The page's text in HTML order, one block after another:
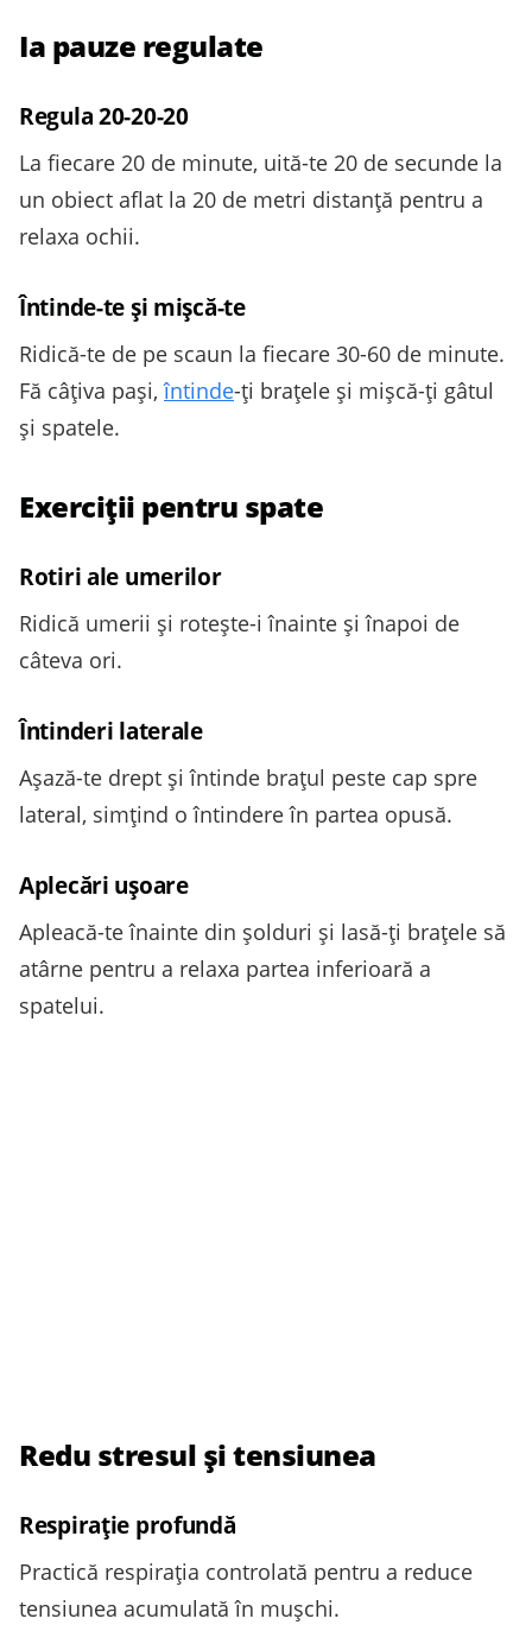
Ia pauze regulate
Regula 20-20-20
La fiecare 20 de minute, uită-te 20 de secunde la
un obiect aflat la 20 de metri distanță pentru a
relaxa ochii.
Întinde-te și mișcă-te
Ridică-te de pe scaun la fiecare 30-60 de minute.
Fă câțiva pași,întinde-ți brațele și mișcă-ți gâtul
și spatele.
Exerciții pentru spate
Rotiri ale umerilor
Ridică umerii și rotește-i înainte și înapoi de
câteva ori.
Întinderi laterale
Așază-te drept și întinde brațul peste cap spre
lateral, simțind o întindere în partea opusă.
Aplecări ușoare
Apleacă-te înainte din șolduri și lasă-ți brațele să
atârne pentru a relaxa partea inferioară a
spatelui.
Redu stresul și tensiunea
Respirație profundă
Practică respirația controlată pentru a reduce
tensiunea acumulată în mușchi.